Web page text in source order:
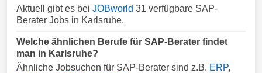
Aktuell gibt es bei JOBworld 31 verfügbare SAP-
Berater Jobs in Karlsruhe.
Welche ähnlichen Berufe für SAP-Berater findet
man in Karlsruhe?
Ähnliche Jobsuchen für SAP-Berater sind z.B. ERP,